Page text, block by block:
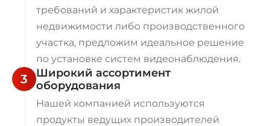
требований и характеристик жилой
недвижимости либо производственного
участка, предложим идеальное решение
по установке систем видеонаблюдения.
3
Широкий ассортимент
оборудования
Нашей компанией используются
продукты ведущих производителей